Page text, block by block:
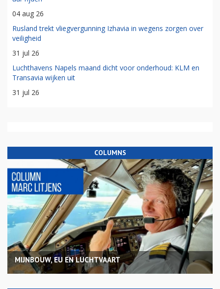
04 aug 26
Rusland trekt vliegvergunning Izhavia in wegens zorgen over
veiligheid
31 jul 26
Luchthavens Napels maand dicht voor onderhoud: KLM en
Transavia wijken uit
31 jul 26
COLUMNS
MIJNBOUW, EU EN LUCHTVAART